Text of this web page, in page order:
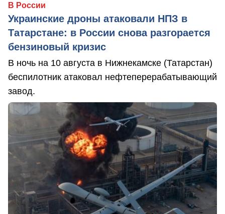
В России
Украинские дроны атаковали НПЗ в
Татарстане: в России снова разгорается
бензиновый кризис
В ночь на 10 августа в Нижнекамске (Татарстан)
беспилотник атаковал нефтеперерабатывающий
завод.